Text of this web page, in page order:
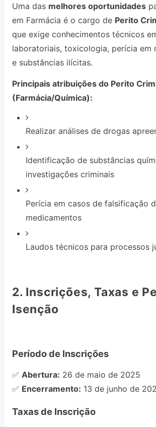
Uma das melhores oportunidades
em Farmácia é o cargo de Perito
que exige conhecimentos técnicos
laboratoriais, toxicologia, perícia em
e substâncias ilícitas.
Principais atribuições do Perito
(Farmácia/Química):
Realizar análises de drogas
Identificação de substâncias
investigações criminais
Perícia em casos de falsificação
medicamentos
Laudos técnicos para processos
2. Inscrições, Taxas e
Isenção
Período de Inscrições
✅ Abertura: 26 de maio de 2025
✅ Encerramento: 13 de junho de
Taxas de Inscrição